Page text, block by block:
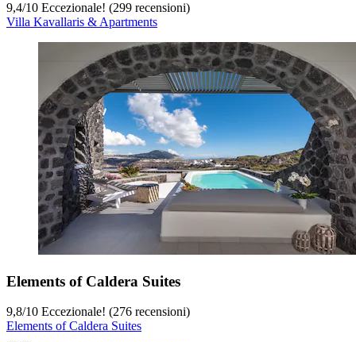
9,4/10 Eccezionale! (299 recensioni)
Villa Kavallaris & Apartments
Elements of Caldera Suites
9,8/10 Eccezionale! (276 recensioni)
Elements of Caldera Suites